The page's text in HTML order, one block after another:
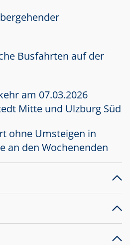
Busfahrten auf der
am 07.03.2026
Mitte und Ulzburg Süd
ohne Umsteigen in
an den Wochenenden
Bauarbeiten am
der Bahnstraße in